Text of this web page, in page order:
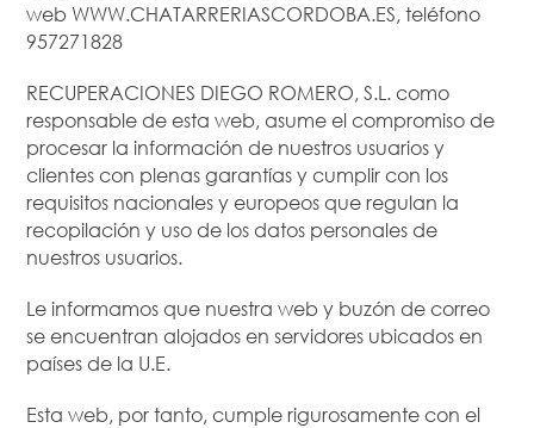
web WWW.CHATARRERIASCORDOBA.ES, teléfono
957271828
RECUPERACIONES DIEGO ROMERO, S.L. como
responsable de esta web, asume el compromiso de
procesar la información de nuestros usuarios y
clientes con plenas garantías y cumplir con los
requisitos nacionales y europeos que regulan la
recopilación y uso de los datos personales de
nuestros usuarios.
Le informamos que nuestra web y buzón de correo
se encuentran alojados en servidores ubicados en
países de la U.E.
Esta web, por tanto, cumple rigurosamente con el